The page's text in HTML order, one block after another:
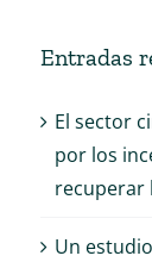
Entradas
El sector
por los
recuperar
Un